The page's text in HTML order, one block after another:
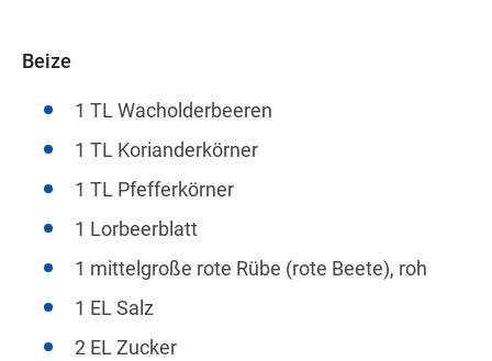
Beize
1 TL Wacholderbeeren
1 TL Korianderkörner
1 TL Pfefferkörner
1 Lorbeerblatt
1 mittelgroße rote Rübe (rote Beete), roh
1 EL Salz
2 EL Zucker